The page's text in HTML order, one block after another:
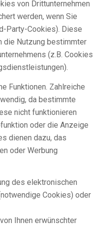
von Drittunternehmen
werden, wenn Sie
Party-Cookies). Diese
die Nutzung bestimmter
(z.B. Cookies
Funktionen. Zahlreiche
da bestimmte
nicht funktionieren
oder die Anzeige
dienen dazu, das
oder Werbung
des elektronischen
Cookies) oder
Ihnen erwünschter